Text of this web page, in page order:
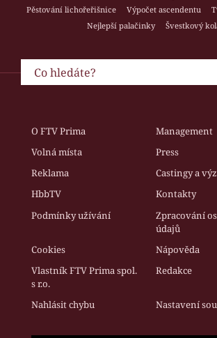
Pěstování lichořeřišnice
Výpočet ascendentu
Nejlepší palačinky
Švestkový
O FTV Prima
Management
Volná místa
Press
Reklama
Castingy a
HbbTV
Kontakty
Podmínky užívání
Zpracování
údajů
Cookies
Nápověda
Vlastník FTV Prima spol.
s r.o.
Redakce
Nahlásit chybu Nastavení